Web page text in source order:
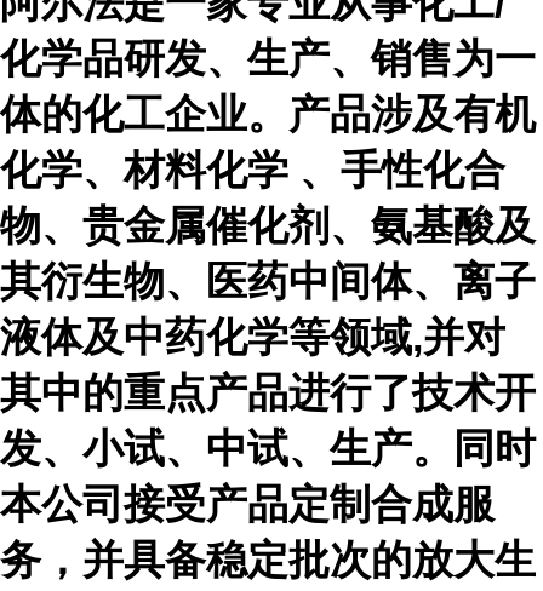
化学品研发、生产、销售为一
体的化工企业。产品涉及有机
化学、材料化学 、手性化合
物、贵金属催化剂、氨基酸及
其衍生物、医药中间体、离子
液体及中药化学等领域,并对
其中的重点产品进行了技术开
发、小试、中试、生产。同时
本公司接受产品定制合成服
务，并具备稳定批次的放大生